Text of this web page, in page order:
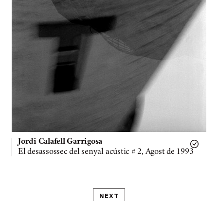
Jordi Calafell Garrigosa
El desassossec del senyal acústic # 2, Agost de 1993
NEXT